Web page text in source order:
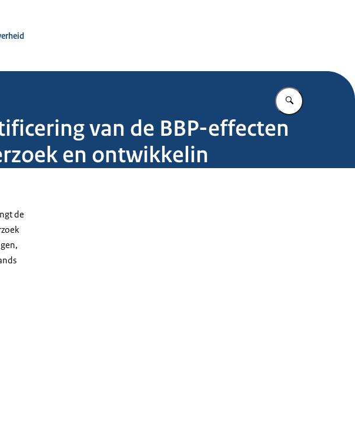
Vul in wat u
van de BBP-effecten
en ontwikkelin
de